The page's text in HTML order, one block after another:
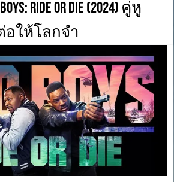
Ride or Die (2024) คู่หู
อให้โลกจำ